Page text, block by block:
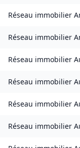
Réseau immobilier
Réseau immobilier
Réseau immobilier
Réseau immobilier
Réseau immobilier
Réseau immobilier